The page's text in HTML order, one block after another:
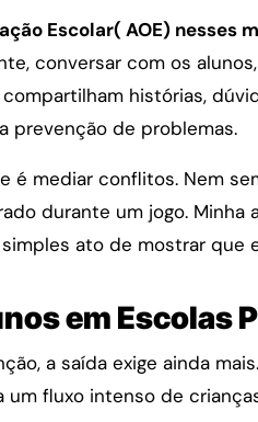
Escolar( AOE)
conversar com os
histórias,
prevenção de problemas.
é mediar conflitos. Nem
durante um jogo.
ato de mostrar que
em Escolas
a saída exige ainda
um fluxo intenso de